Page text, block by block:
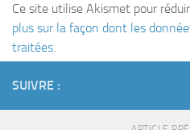
Ce site utilise Akismet pour
plus sur la façon dont les
traitées.
SUIVRE :